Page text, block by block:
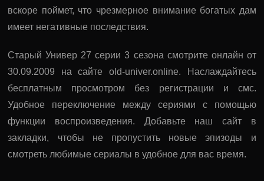
вскоре поймет, что чрезмерное внимание богатых дам
имеет негативные последствия.
Старый Универ 27 серии 3 сезона смотрите онлайн от
30.09.2009 на сайте old-univer.online. Наслаждайтесь
бесплатным просмотром без регистрации и смс.
Удобное переключение между сериями с помощью
функции воспроизведения. Добавьте наш сайт в
закладки, чтобы не пропустить новые эпизоды и
смотреть любимые сериалы в удобное для вас время.